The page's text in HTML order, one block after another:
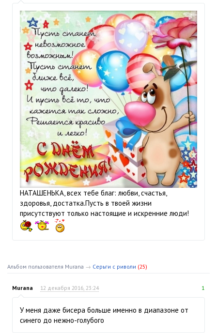
НАТАШЕНЬКА, всех тебе благ: любви, счастья,
здоровья, достатка.Пусть в твоей жизни
присутствуют только настоящие и искренние люди!
Альбом пользователя Murana → Серьги с риволи (25)
Murana 12 декабря 2016, 23:24 1
У меня даже бисера больше именно в диапазоне от
синего до нежно-голубого